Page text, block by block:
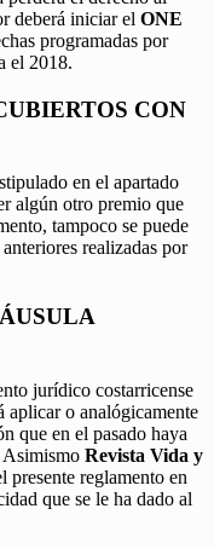
deberá iniciar el ONE
programadas por
el 2018.
CON
en el apartado
algún otro premio que
tampoco se puede
realizadas por
jurídico costarricense
aplicar o analógicamente
que en el pasado haya
Asimismo Revista Vida y
presente reglamento en
que se le ha dado al